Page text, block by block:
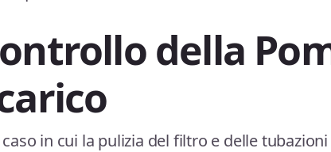
della
caso in cui la pulizia del filtro e delle